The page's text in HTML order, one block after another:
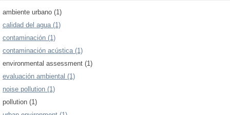
ambiente urbano (1)
calidad del agua (1)
contaminación (1)
contaminación acústica (1)
environmental assessment (1)
evaluación ambiental (1)
noise pollution (1)
pollution (1)